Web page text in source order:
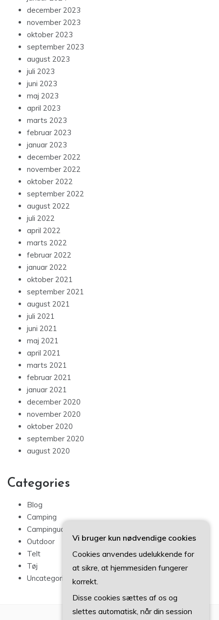
december 2023
november 2023
oktober 2023
september 2023
august 2023
juli 2023
juni 2023
maj 2023
april 2023
marts 2023
februar 2023
januar 2023
december 2022
november 2022
oktober 2022
september 2022
august 2022
juli 2022
april 2022
marts 2022
februar 2022
januar 2022
oktober 2021
september 2021
august 2021
juli 2021
juni 2021
maj 2021
april 2021
marts 2021
februar 2021
januar 2021
december 2020
november 2020
oktober 2020
september 2020
august 2020
Categories
Blog
Camping
Campingudstyr
Outdoor
Telt
Tøj
Uncategorized
Vi bruger kun nødvendige cookies
Cookies anvendes udelukkende for
at sikre, at hjemmesiden fungerer
korrekt.
Disse cookies sættes af os og
slettes automatisk, når din session